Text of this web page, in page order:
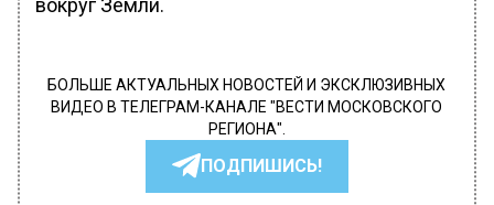
вокруг Земли.
БОЛЬШЕ АКТУАЛЬНЫХ НОВОСТЕЙ И ЭКСКЛЮЗИВНЫХ
ВИДЕО В ТЕЛЕГРАМ-КАНАЛЕ "ВЕСТИ МОСКОВСКОГО
РЕГИОНА".
ПОДПИШИСЬ!